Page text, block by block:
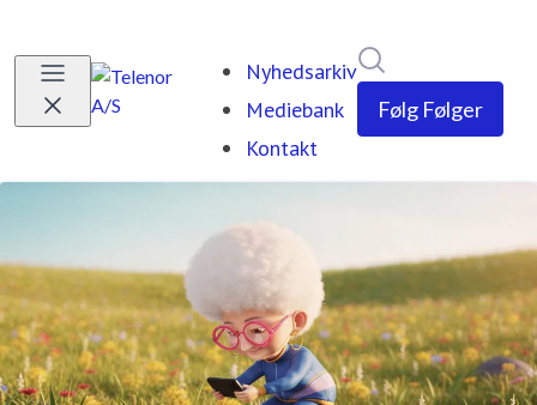
Nyhedsarkiv
Mediebank
Kontakt
Følg Følger